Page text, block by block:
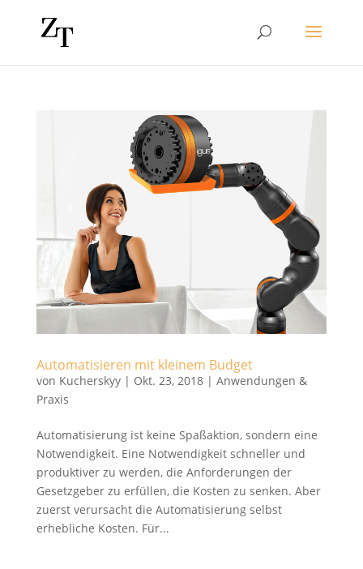
Automatisieren mit kleinem Budget
von Kucherskyy| Okt. 23, 2018| Anwendungen &
Praxis
Automatisierung ist keine Spaßaktion, sondern eine
Notwendigkeit. Eine Notwendigkeit schneller und
produktiver zu werden, die Anforderungen der
Gesetzgeber zu erfüllen, die Kosten zu senken. Aber
zuerst verursacht die Automatisierung selbst
erhebliche Kosten. Für...